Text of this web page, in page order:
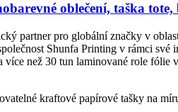
oblečení, taška
partner pro globální značky v
Shunfa Printing v rámci své
než 30 tun laminované role